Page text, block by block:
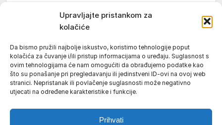
Upravljajte pristankom za
kolačiće
Da bismo pružili najbolje iskustvo, koristimo tehnologije poput
kolačića za čuvanje i/ili pristup informacijama o uređaju. Suglasnost s
ovim tehnologijama će nam omogućiti da obrađujemo podatke kao
što su ponašanje pri pregledavanju ili jedinstveni ID-ovi na ovoj web
stranici. Nepristanak ili povlačenje suglasnosti može negativno
utjecati na određene karakteristike i funkcije.
Prihvati
Konobar / konobarica
Tokar / tokarica
Jakšić
Njegovatelj / njegovateljica starijih i nemoćnih osoba
Resnik